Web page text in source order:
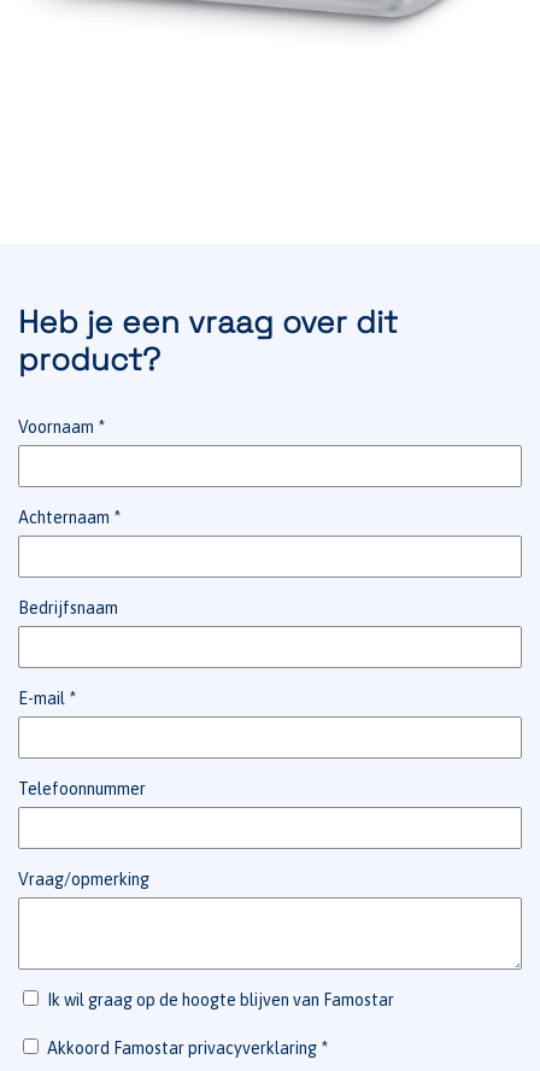
Heb je een vraag over dit
product?